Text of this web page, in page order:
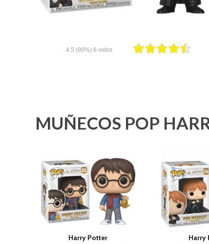
4.5 (90%) 6 votos
MUÑECOS POP
Harry Potter Harry